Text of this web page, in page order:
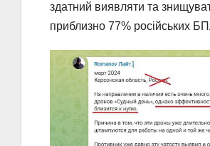
здатний виявляти та
приблизно 77% російських